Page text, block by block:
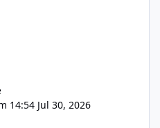
14:54 Jul 30, 2026